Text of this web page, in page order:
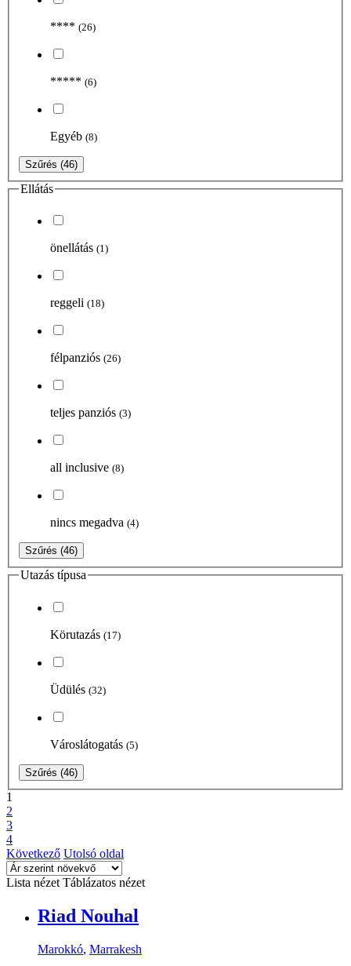
**** (26)
***** (6)
Egyéb (8)
Szűrés (46)
Ellátás
önellátás (1)
reggeli (18)
félpanziós (26)
teljes panziós (3)
all inclusive (8)
nincs megadva (4)
Szűrés (46)
Utazás típusa
Körutazás (17)
Üdülés (32)
Városlátogatás (5)
Szűrés (46)
1
2
3
4
Következő Utolsó oldal
Lista nézet Táblázatos nézet
Riad Nouhal
Marokkó, Marrakesh